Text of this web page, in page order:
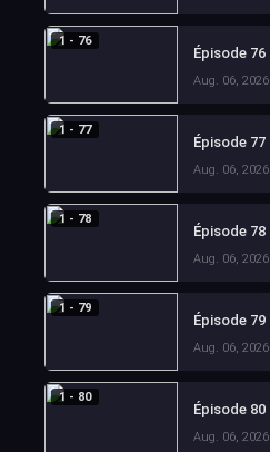
1 - 76
Épisode 76
Aug. 06, 2026
1 - 77
Épisode 77
Aug. 06, 2026
1 - 78
Épisode 78
Aug. 06, 2026
1 - 79
Épisode 79
Aug. 06, 2026
1 - 80
Épisode 80
Aug. 06, 2026